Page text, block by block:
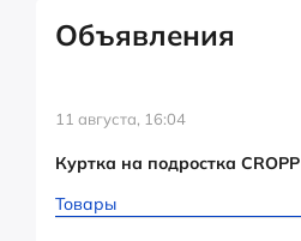
Объявления
11 августа, 16:04
Куртка на подростка CROPP
Товары